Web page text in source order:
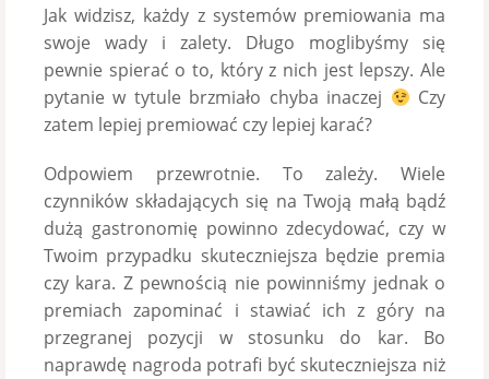
Jak widzisz, każdy z systemów premiowania ma
swoje wady i zalety. Długo moglibyśmy się
pewnie spierać o to, który z nich jest lepszy. Ale
pytanie w tytule brzmiało chyba inaczej
Czy
zatem lepiej premiować czy lepiej karać?
Odpowiem przewrotnie. To zależy. Wiele
czynników składających się na Twoją małą bądź
dużą gastronomię powinno zdecydować, czy w
Twoim przypadku skuteczniejsza będzie premia
czy kara. Z pewnością nie powinniśmy jednak o
premiach zapominać i stawiać ich z góry na
przegranej pozycji w stosunku do kar. Bo
naprawdę nagroda potrafi być skuteczniejsza niż